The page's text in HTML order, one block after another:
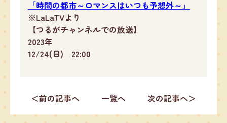
「時間の都市～ロマンスはいつも予想外～」
※LaLaTVより
【つるがチャンネルでの放送】
2023年
12/24(日) 22:00
＜前の記事へ 一覧へ 次の記事へ＞